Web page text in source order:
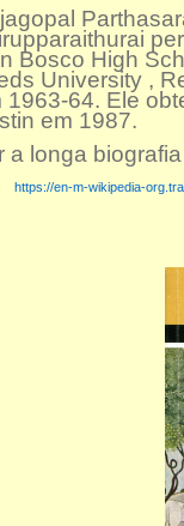
Bosco High
University ,
1963-64. Ele
em 1987.
a longa
https://en-m-wikipedia-